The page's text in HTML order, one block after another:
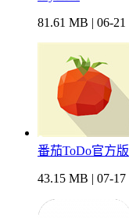
81.61 MB | 06-21
番茄ToDo官方版
43.15 MB | 07-17